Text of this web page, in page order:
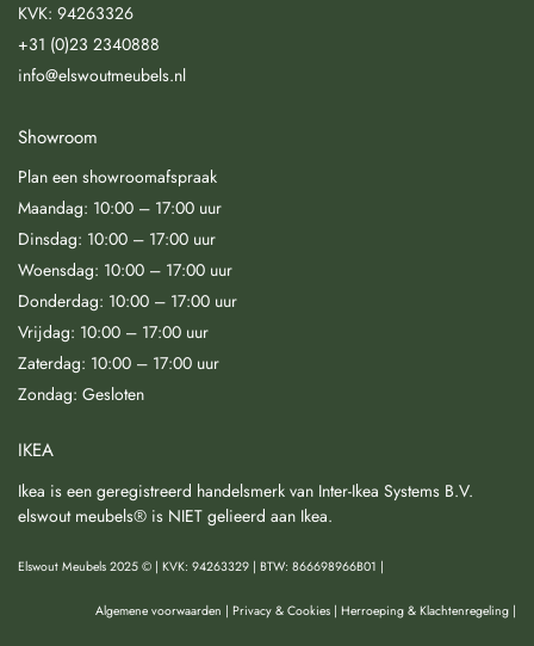
KVK: 94263326
+31 (0)23 2340888
info@elswoutmeubels.nl
Showroom
Plan een showroomafspraak
Maandag: 10:00 – 17:00 uur
Dinsdag: 10:00 – 17:00 uur
Woensdag: 10:00 – 17:00 uur
Donderdag: 10:00 – 17:00 uur
Vrijdag: 10:00 – 17:00 uur
Zaterdag: 10:00 – 17:00 uur
Zondag: Gesloten
IKEA
Ikea is een geregistreerd handelsmerk van Inter-Ikea Systems B.V.
elswout meubels® is NIET gelieerd aan Ikea.
Elswout Meubels 2025 © | KVK: 94263329 | BTW: 866698966B01 |
Algemene voorwaarden | Privacy & Cookies | Herroeping & Klachtenregeling |